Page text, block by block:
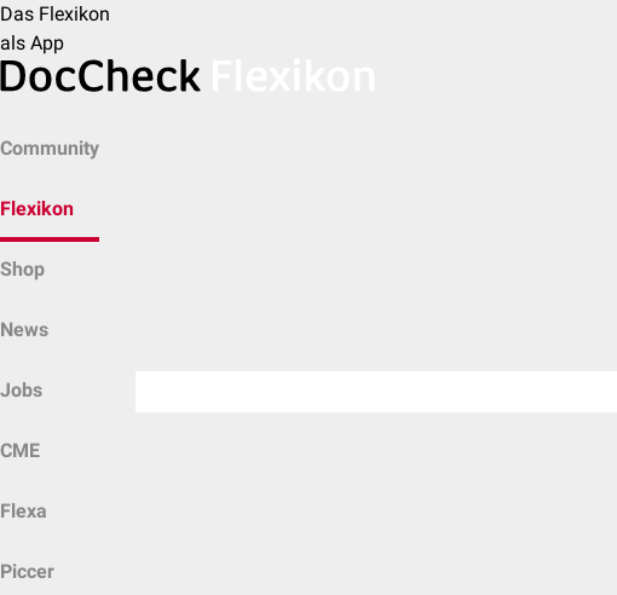
Das Flexikon
als App
Community
Flexikon
Shop
News
Jobs
CME
Flexa
Piccer